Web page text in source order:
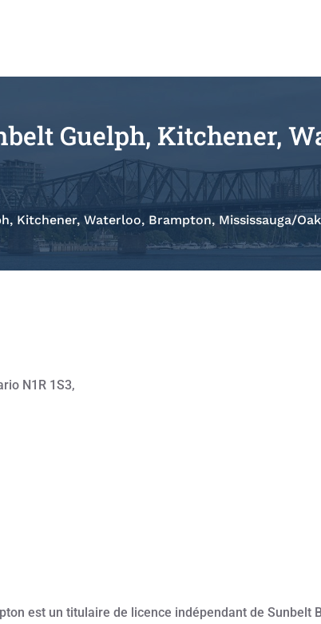
Guelph, Kitchener,
Kitchener, Waterloo, Brampton, Mississauga/
N1R 1S3,
est un titulaire de licence indépendant de Sunbelt